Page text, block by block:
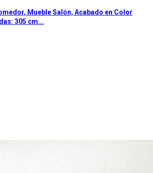
Mueble Salón, Acabado en Color
305 cm...